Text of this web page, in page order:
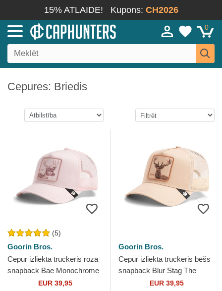
15% ATLAIDE! Kupons: CH2026
0
Cepures: Briedis
(5)
Goorin Bros.
Cepur izliekta truckeris rozā
snapback Bae Monochrome
The Farm no Goorin Bros.
EUR 39,95
Goorin Bros.
Cepur izliekta truckeris bēšs
snapback Blur Stag The
Farm no Goorin Bros.
EUR 39,95